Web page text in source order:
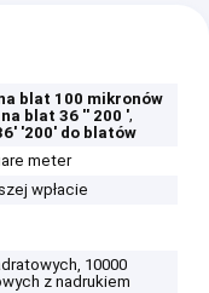
blat 100 mikronów
blat 36 '' 200 ',
'200' do blatów
meter
wpłacie
10000
z nadrukiem